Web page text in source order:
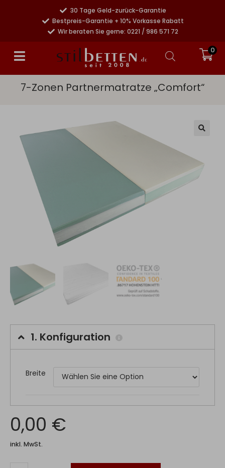
30 Tage Geld-zurück-Garantie
Bestpreis-Garantie + 10% Vorkasse Rabatt
Wir beraten Sie gerne: 0221 / 986 571 72
0
7-Zonen Partnermatratze „Comfort“
1. Konfiguration
Breite
0,00 €
inkl. MwSt.